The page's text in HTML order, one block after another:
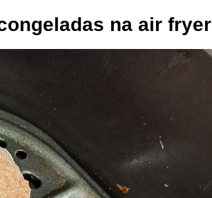
na air fryer